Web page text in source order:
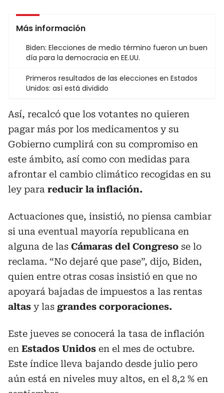
Más información
Biden: Elecciones de medio término fueron un buen
día para la democracia en EE.UU.
Primeros resultados de las elecciones en Estados
Unidos: así está dividido
Así, recalcó que los votantes no quieren
pagar más por los medicamentos y su
Gobierno cumplirá con su compromiso en
este ámbito, así como con medidas para
afrontar el cambio climático recogidas en su
ley para reducir la inflación.
Actuaciones que, insistió, no piensa cambiar
si una eventual mayoría republicana en
alguna de las Cámaras del Congreso se lo
reclama. “No dejaré que pase”, dijo, Biden,
quien entre otras cosas insistió en que no
apoyará bajadas de impuestos a las rentas
altas y las grandes corporaciones.
Este jueves se conocerá la tasa de inflación
en Estados Unidos en el mes de octubre.
Este índice lleva bajando desde julio pero
aún está en niveles muy altos, en el 8,2 % en